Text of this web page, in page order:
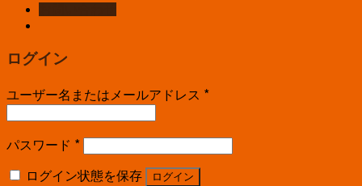
ログイン
ユーザー名またはメールアドレス *
パスワード *
ログイン状態を保存 ログイン